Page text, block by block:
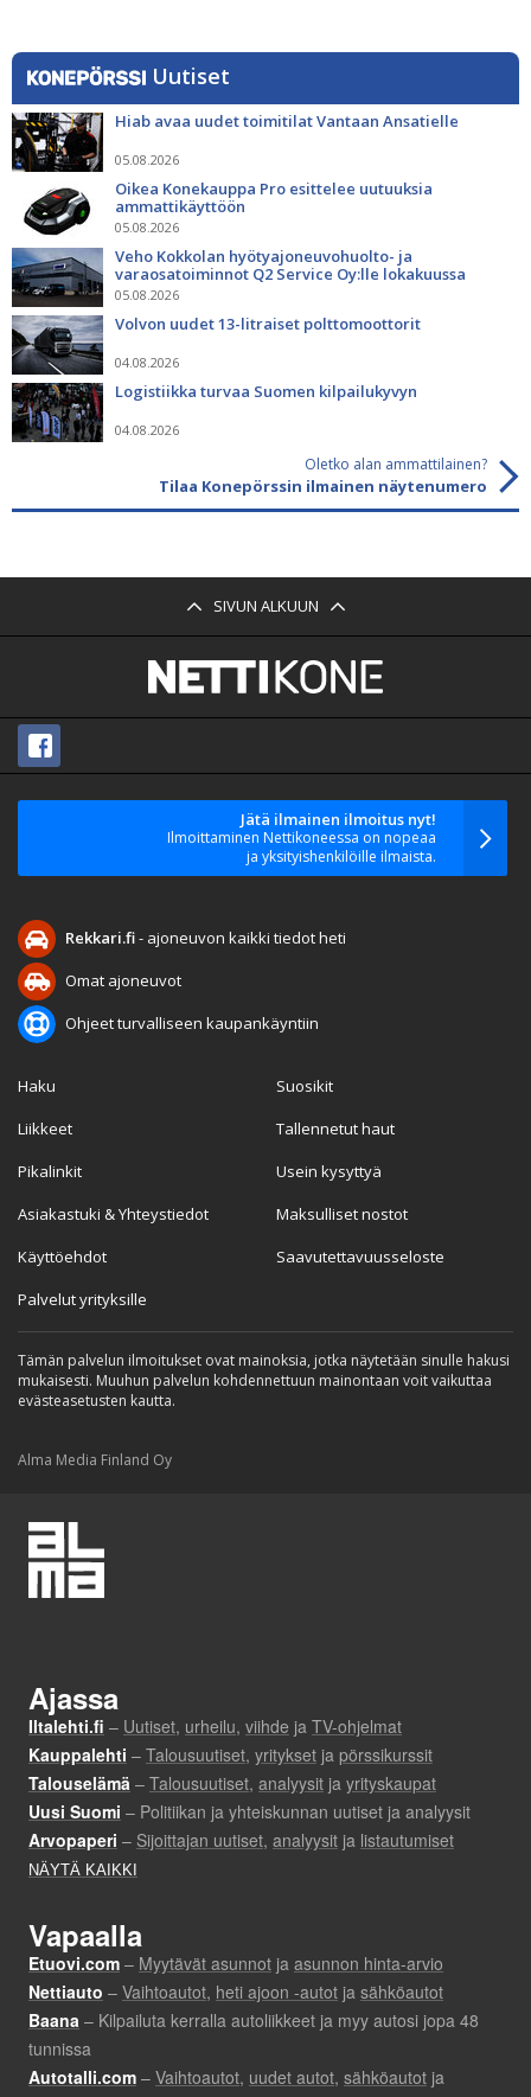
Uutiset
Hiab avaa uudet toimitilat Vantaan Ansatielle
05.08.2026
Oikea Konekauppa Pro esittelee uutuuksia
ammattikäyttöön
05.08.2026
Veho Kokkolan hyötyajoneuvohuolto- ja
varaosatoiminnot Q2 Service Oy:lle lokakuussa
05.08.2026
Volvon uudet 13-litraiset polttomoottorit
04.08.2026
Logistiikka turvaa Suomen kilpailukyvyn
04.08.2026
Oletko alan ammattilainen?
Tilaa Konepörssin ilmainen näytenumero
SIVUN ALKUUN
Jätä ilmainen ilmoitus nyt!
Ilmoittaminen Nettikoneessa on nopeaa
ja yksityishenkilöille ilmaista.
Rekkari.fi- ajoneuvon kaikki tiedot heti
Omat ajoneuvot
Ohjeet turvalliseen kaupankäyntiin
Haku
Liikkeet
Pikalinkit
Asiakastuki & Yhteystiedot
Käyttöehdot
Palvelut yrityksille
Suosikit
Tallennetut haut
Usein kysyttyä
Maksulliset nostot
Saavutettavuusseloste
Tämän palvelun ilmoitukset ovat mainoksia, jotka näytetään sinulle hakusi
mukaisesti. Muuhun palvelun kohdennettuun mainontaan voit vaikuttaa
evästeasetusten kautta.
Alma Media Finland Oy